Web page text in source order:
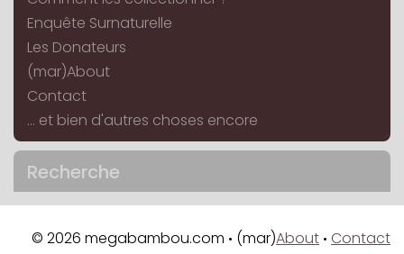
Enquête Surnaturelle
Les Donateurs
(mar)About
Contact
... et bien d'autres choses encore
Recherche
© 2026 megabambou.com • (mar)About • Contact